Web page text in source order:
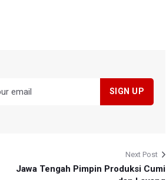
Next Post
Jawa Tengah Pimpin Produksi Cumi